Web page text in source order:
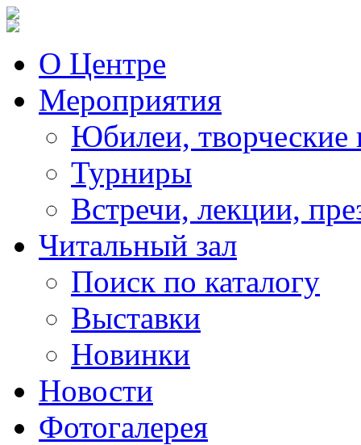
О Центре
Мероприятия
Юбилеи, творческие
Турниры
Встречи, лекции,
Читальный зал
Поиск по каталогу
Выставки
Новинки
Новости
Фотогалерея